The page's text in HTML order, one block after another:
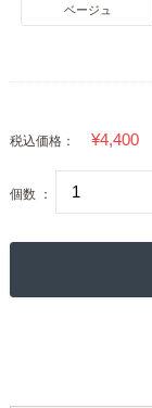
ベージュ
税込価格：
個数 ：